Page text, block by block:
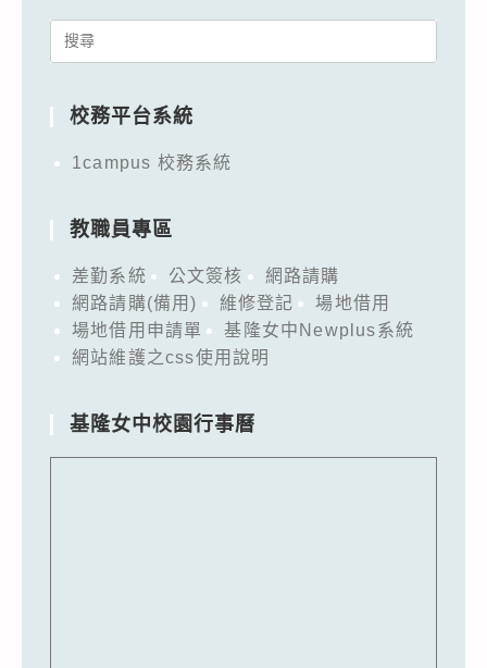
Search
校務平台系統
1campus 校務系統
教職員專區
差勤系統 公文簽核
網路請購
網路請購(備用)
維修登記
場地借用
場地借用申請單
基隆女中Newplus系統
網站維護之css使用說明
基隆女中校園行事曆